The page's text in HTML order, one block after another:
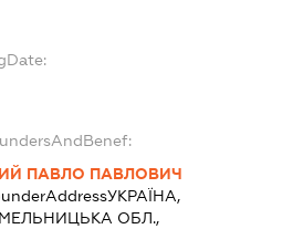
ПАВЛО ПАВЛОВИЧ
УКРАЇНА,
ОБЛ.,